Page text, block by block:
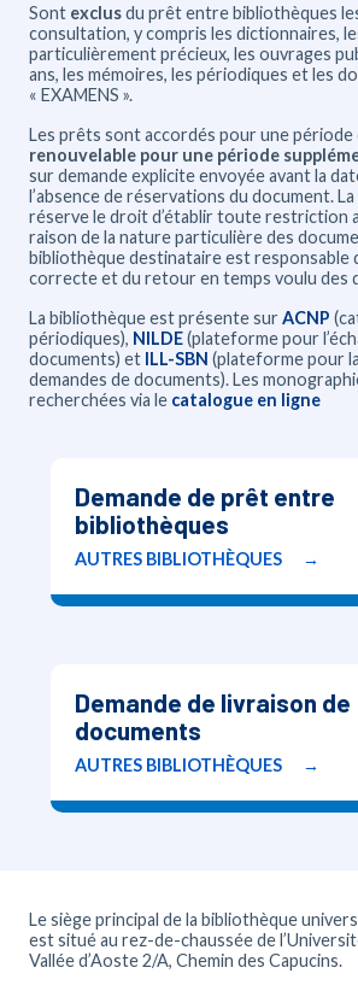
Sont exclusdu prêt entre bibliothèques
consultation, y compris les dictionnaires,
particulièrement précieux, les ouvrages
ans, les mémoires, les périodiques et les
« EXAMENS ».
Les prêts sont accordés pour une période
renouvelable pour une période
sur demande explicite envoyée avant la
l’absence de réservations du document.
réserve le droit d’établir toute restriction
raison de la nature particulière des
bibliothèque destinataire est responsable
correcte et du retour en temps voulu des
La bibliothèque est présente surACNP
périodiques), NILDE(plateforme pour
documents) et ILL-SBN (plateforme pour
demandes de documents). Les
recherchées via le catalogue en ligne
Demande de prêt entre
bibliothèques
AUTRES BIBLIOTHÈQUES
Demande de livraison de
documents
AUTRES BIBLIOTHÈQUES
Le siège principal de la bibliothèque
est situé au rez-de-chaussée de
Vallée d’Aoste 2/A, Chemin des Capucins.